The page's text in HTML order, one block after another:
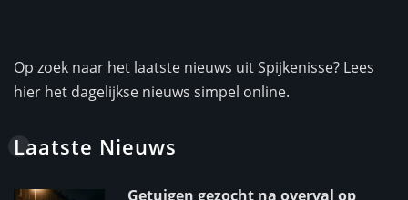
Op zoek naar het laatste nieuws uit Spijkenisse? Lees
hier het dagelijkse nieuws simpel online.
Laatste Nieuws
Getuigen gezocht na overval op